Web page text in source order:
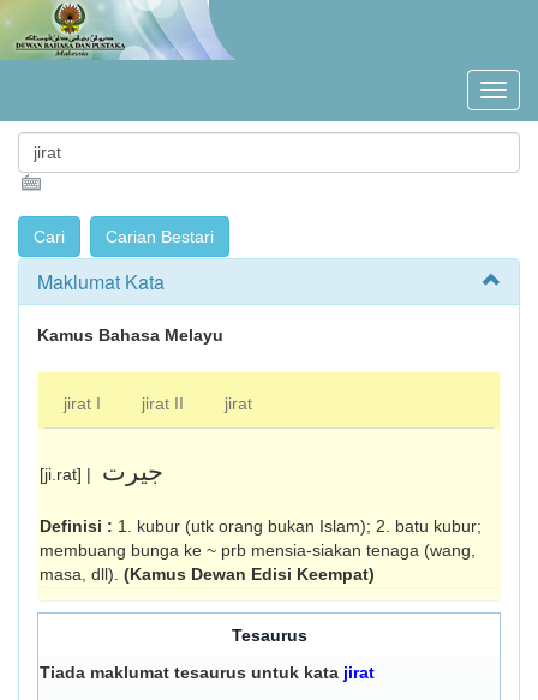
Maklumat Kata
Kamus Bahasa Melayu
jirat I jirat II jirat
[ji.rat] | جيرت
Definisi : 1. kubur (utk orang bukan Islam); 2. batu kubur;
membuang bunga ke ~ prb mensia-siakan tenaga (wang,
masa, dll). (Kamus Dewan Edisi Keempat)
Tesaurus
Tiada maklumat tesaurus untuk kata jirat